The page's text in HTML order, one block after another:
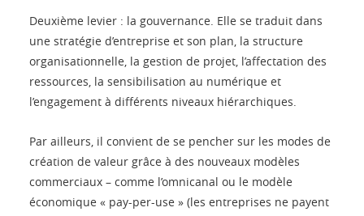
Deuxième levier : la gouvernance. Elle se traduit dans
une stratégie d’entreprise et son plan, la structure
organisationnelle, la gestion de projet, l’affectation des
ressources, la sensibilisation au numérique et
l’engagement à différents niveaux hiérarchiques.
Par ailleurs, il convient de se pencher sur les modes de
création de valeur grâce à des nouveaux modèles
commerciaux – comme l’omnicanal ou le modèle
économique « pay-per-use » (les entreprises ne payent